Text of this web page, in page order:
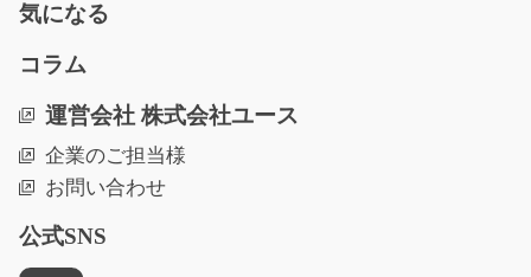
軽作業 部品をフックにかける/y03_00656
急募
塗装前の金属部品をフックにかけていくお仕事です！！
長期（3ヶ月以上）
時給1050円～
気になる
コラム
運営会社 株式会社ユース
企業のご担当様
お問い合わせ
公式SNS